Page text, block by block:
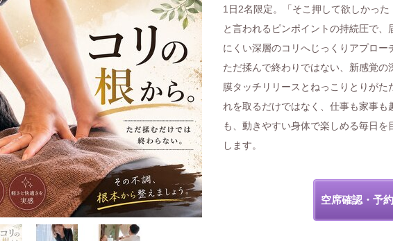
1日2名限定。「そこ押して欲しかった
と言われるピンポイントの持続圧で、
にくい深層のコリへじっくりアプロー
ただ揉んで終わりではない、新感覚の
膜タッチリリースとねっこりとりがた
れを取るだけではなく、仕事も家事も
も、動きやすい身体で楽しめる毎日を
します。
空席確認・予